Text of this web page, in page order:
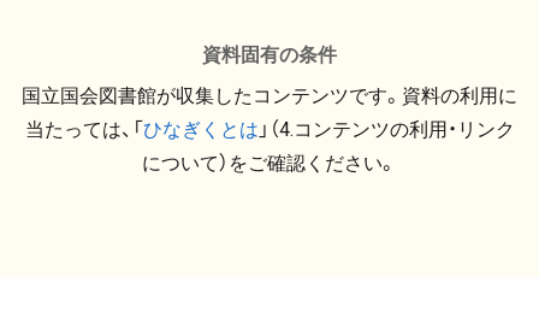
資料固有の条件
国立国会図書館が収集したコンテンツです。資料の利用に
当たっては、「ひなぎくとは 」（4.コンテンツの利用・リンク
について）をご確認ください。